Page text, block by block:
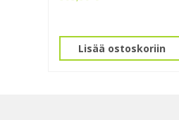
Lisää ostoskoriin